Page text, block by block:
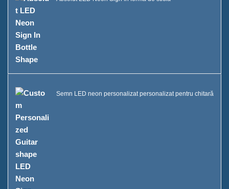
Semn LED neon personalizat personalizat pentru chitară